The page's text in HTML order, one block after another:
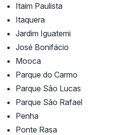
Itaim Paulista
Itaquera
Jardim Iguatemi
José Bonifácio
Mooca
Parque do Carmo
Parque São Lucas
Parque São Rafael
Penha
Ponte Rasa